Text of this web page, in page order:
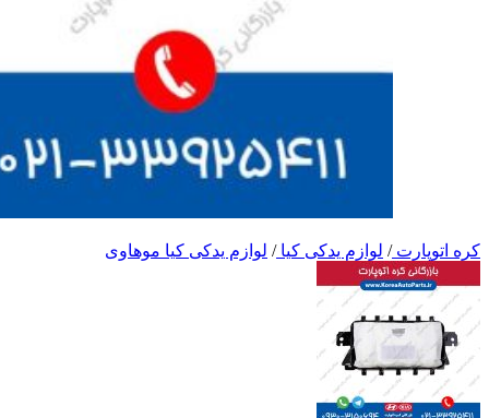
کره اتوپارت/ لوازم یدکی کیا/ لوازم یدکی کیا موهاوی